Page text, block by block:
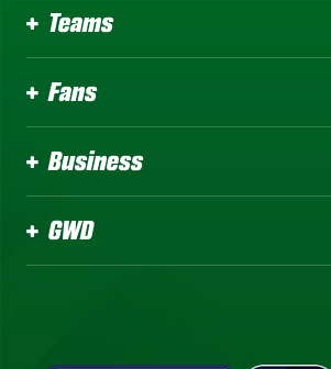
Teams
Fans
Business
GWD